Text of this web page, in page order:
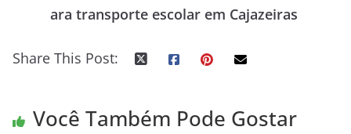
ara transporte escolar em Cajazeiras
Share This Post:
Você Também Pode Gostar